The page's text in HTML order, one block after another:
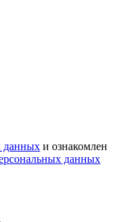
данных и ознакомлен
данных